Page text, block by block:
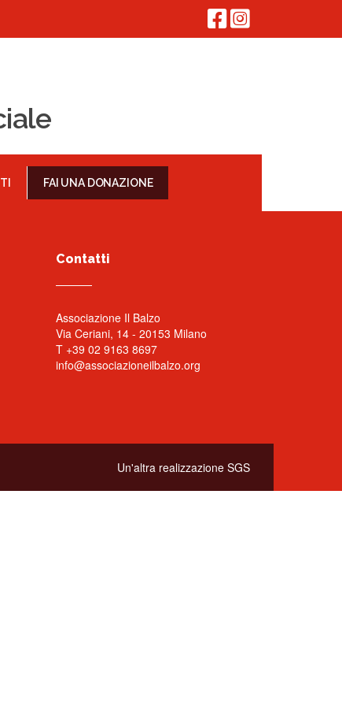
FAI UNA DONAZIONE
Contatti
Associazione Il Balzo
Via Ceriani, 14 - 20153 Milano
T +39 02 9163 8697
info@associazioneilbalzo.org
Un'altra realizzazione SGS